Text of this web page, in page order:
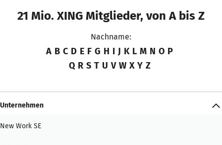
21 Mio. XING Mitglieder, von A bis Z
Nachname:
A B C D E F G H I J K L M N O P
Q R S T U V W X Y Z
Unternehmen
New Work SE